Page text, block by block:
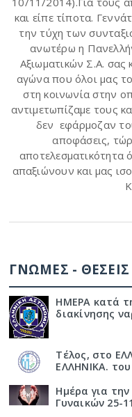
και είπε τίποτα.
την τύχη των
ανωτέρω η
Αξιωματικών Σ.Α. σας
αγώνα που όλοι μας
στη κοινωνία στην
αντιμετωπίζαμε τους
δεν εφάρμοζαν
αποφάσεις,
αποτελεσματικότητα
απαξιώνουν και μας
ΓΝΩΜΕΣ -
ΗΜΕΡΑ κατά
διακίνησης
Τέλος, στο
ΕΛΛΗΝΙΚΑ.
Ημέρα για
Γυναικών 25-